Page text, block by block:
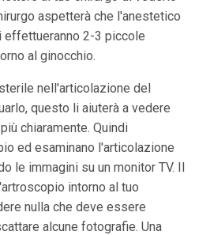
aspetterà che l'anestetico
2-3 piccole
al ginocchio.
nell'articolazione del
questo li aiuterà a vedere
chiaramente. Quindi
ed esaminano l'articolazione
le immagini su un monitor TV. Il
intorno al tuo
nulla che deve essere
alcune fotografie. Una